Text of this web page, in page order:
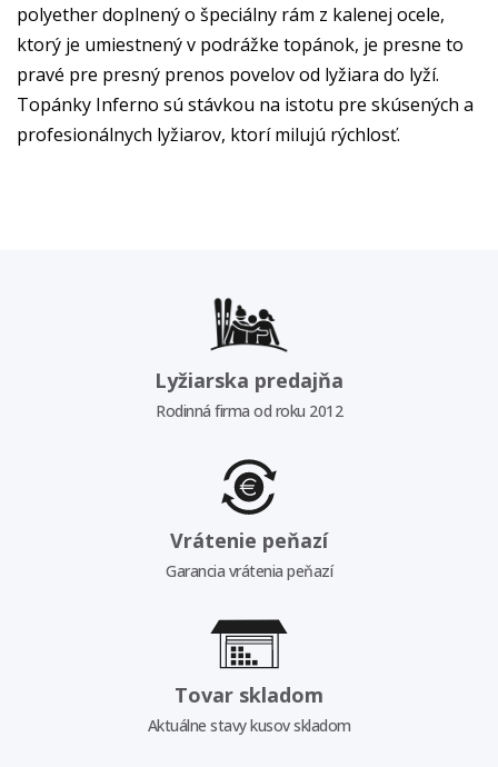
polyether doplnený o špeciálny rám z kalenej ocele,
ktorý je umiestnený v podrážke topánok, je presne to
pravé pre presný prenos povelov od lyžiara do lyží.
Topánky Inferno sú stávkou na istotu pre skúsených a
profesionálnych lyžiarov, ktorí milujú rýchlosť.
Lyžiarska predajňa
Rodinná firma od roku 2012
Vrátenie peňazí
Garancia vrátenia peňazí
Tovar skladom
Aktuálne stavy kusov skladom